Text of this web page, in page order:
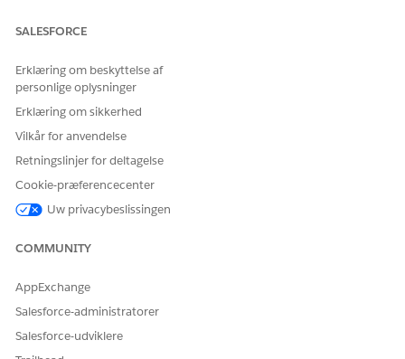
derefter forbindelser for dem, og tilføj værktøjer, som du
Registrer eksterne MCP-servere i API-katalog
Registrer eksterne MCP-servere manuelt i API-katalog for at
gøre deres værktøjer tilgængelige for brug i Agentforce
Opret forbindelser for at godkende servere i Salesforce, og
angiv de værktøjer, de har adgang til. Du kan også se MCP-
servere, der er installeret fra AgentExchange. Tilføj derefter
LØSTE DENNE ARTIKEL DIT PROBLEM?
Giv os besked, så vi kan forbedre os!
SALESFORCE
Erklæring om beskyttelse af
personlige oplysninger
Erklæring om sikkerhed
Vilkår for anvendelse
Retningslinjer for deltagelse
Cookie-præferencecenter
Uw privacybeslissingen
COMMUNITY
AppExchange
Salesforce-administratorer
Salesforce-udviklere